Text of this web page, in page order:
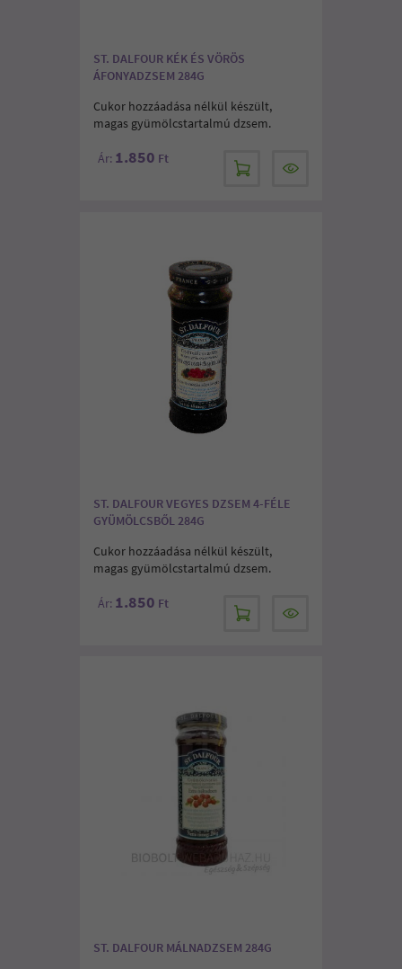
ST. DALFOUR KÉK ÉS VÖRÖS
ÁFONYADZSEM 284G
Cukor hozzáadása nélkül készült,
magas gyümölcstartalmú dzsem.
Ár: 1.850 Ft
ST. DALFOUR VEGYES DZSEM 4-FÉLE
GYÜMÖLCSBŐL 284G
Cukor hozzáadása nélkül készült,
magas gyümölcstartalmú dzsem.
Ár: 1.850 Ft
ST. DALFOUR MÁLNADZSEM 284G